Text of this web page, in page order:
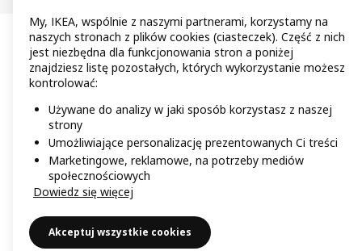
My, IKEA, wspólnie z naszymi partnerami, korzystamy na
naszych stronach z plików cookies (ciasteczek). Część z nich
jest niezbędna dla funkcjonowania stron a poniżej
znajdziesz listę pozostałych, których wykorzystanie możesz
kontrolować:
Używane do analizy w jaki sposób korzystasz z naszej
strony
Umożliwiające personalizację prezentowanych Ci treści
Marketingowe, reklamowe, na potrzeby mediów
społecznościowych
Dowiedz się więcej
Akceptuj wszystkie cookies